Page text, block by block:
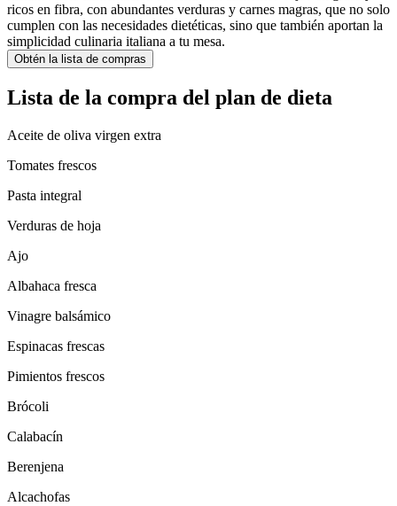
ricos en fibra, con abundantes verduras y carnes magras, que no solo
cumplen con las necesidades dietéticas, sino que también aportan la
simplicidad culinaria italiana a tu mesa.
Obtén la lista de compras
Lista de la compra del plan de dieta
Aceite de oliva virgen extra
Tomates frescos
Pasta integral
Verduras de hoja
Ajo
Albahaca fresca
Vinagre balsámico
Espinacas frescas
Pimientos frescos
Brócoli
Calabacín
Berenjena
Alcachofas